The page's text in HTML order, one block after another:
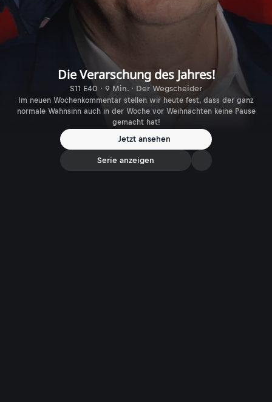
Die Verarschung des Jahres!
S11 E40 · 9 Min. · Der Wegscheider
Im neuen Wochenkommentar stellen wir heute fest, dass der ganz
normale Wahnsinn auch in der Woche vor Weihnachten keine Pause
gemacht hat!
Jetzt ansehen
Serie anzeigen